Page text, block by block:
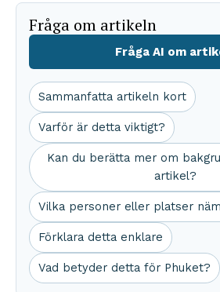
Fråga om artikeln
Fråga AI om
Sammanfatta artikeln kort
Varför är detta viktigt?
Kan du berätta mer om
artikel?
Vilka personer eller platser
Förklara detta enklare
Vad betyder detta för Phuket?